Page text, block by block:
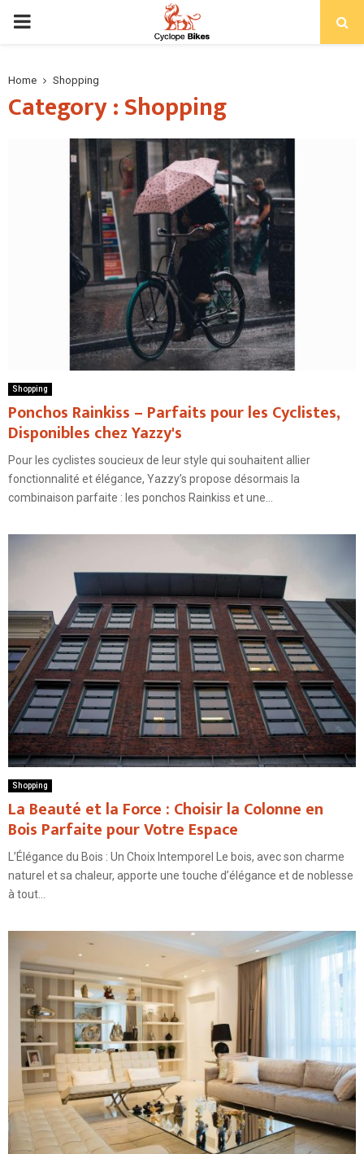
PRIMARY
Home Shopping
Category : Shopping
Shopping
Ponchos Rainkiss – Parfaits pour les Cyclistes,
Disponibles chez Yazzy's
Pour les cyclistes soucieux de leur style qui souhaitent allier
fonctionnalité et élégance, Yazzy’s propose désormais la
combinaison parfaite : les ponchos Rainkiss et une...
Shopping
La Beauté et la Force : Choisir la Colonne en
Bois Parfaite pour Votre Espace
L’Élégance du Bois : Un Choix Intemporel Le bois, avec son charme
naturel et sa chaleur, apporte une touche d’élégance et de noblesse
à tout...